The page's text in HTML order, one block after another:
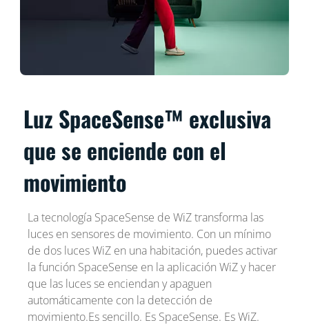
Luz SpaceSense™ exclusiva
que se enciende con el
movimiento
La tecnología SpaceSense de WiZ transforma las
luces en sensores de movimiento. Con un mínimo
de dos luces WiZ en una habitación, puedes activar
la función SpaceSense en la aplicación WiZ y hacer
que las luces se enciendan y apaguen
automáticamente con la detección de
movimiento.Es sencillo. Es SpaceSense. Es WiZ.